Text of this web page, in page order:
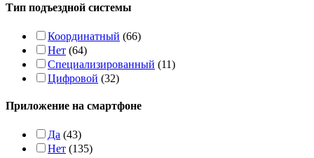
Тип подъездной системы
Координатный (66)
Нет (64)
Специализированный (11)
Цифровой (32)
Приложение на смартфоне
Да (43)
Нет (135)